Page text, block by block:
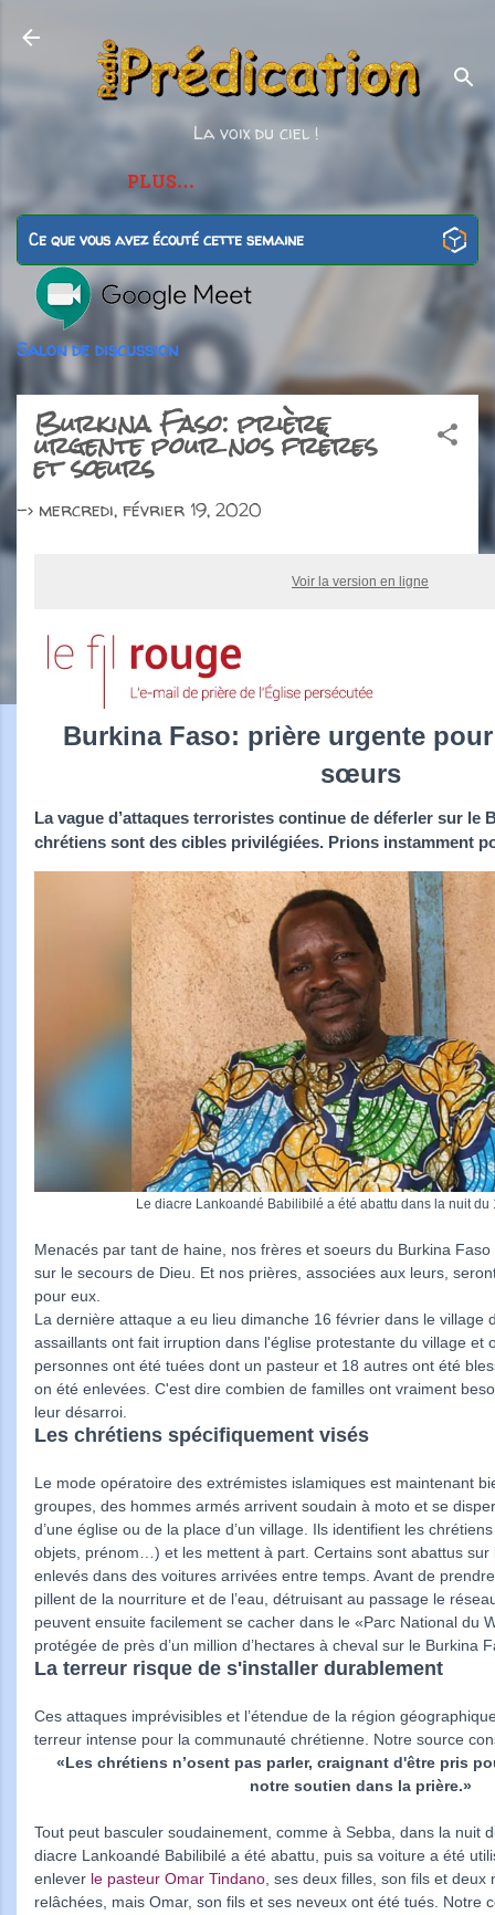
La voix du ciel !
PLUS…
Ce que vous avez écouté cette semaine
Salon de discussion
Burkina Faso: prière
urgente pour nos frères
et sœurs
-> mercredi, février 19, 2020
Voir la version en ligne
Burkina Faso: prière urgente
sœurs
La vague d’attaques terroristes continue de déferler sur le
chrétiens sont des cibles privilégiées. Prions instamment
Le diacre Lankoandé Babilibilé a été abattu dans la nuit du
Menacés par tant de haine, nos frères et soeurs du Burkina
sur le secours de Dieu. Et nos prières, associées aux leurs,
pour eux.
La dernière attaque a eu lieu dimanche 16 février dans le village
assaillants ont fait irruption dans l'église protestante du village et
personnes ont été tuées dont un pasteur et 18 autres ont été
on été enlevées. C'est dire combien de familles ont vraiment
leur désarroi.
Les chrétiens spécifiquement visés
Le mode opératoire des extrémistes islamiques est maintenant
groupes, des hommes armés arrivent soudain à moto et se
d’une église ou de la place d’un village. Ils identifient les
objets, prénom…) et les mettent à part. Certains sont abattus sur
enlevés dans des voitures arrivées entre temps. Avant de
pillent de la nourriture et de l’eau, détruisant au passage le
peuvent ensuite facilement se cacher dans le «Parc National du
protégée de près d’un million d’hectares à cheval sur le Burkina
La terreur risque de s'installer durablement
Ces attaques imprévisibles et l’étendue de la région
terreur intense pour la communauté chrétienne. Notre source
«Les chrétiens n’osent pas parler, craignant d'être pris
notre soutien dans la prière.»
Tout peut basculer soudainement, comme à Sebba, dans la nuit
diacre Lankoandé Babilibilé a été abattu, puis sa voiture a été
enlever le pasteur Omar Tindano , ses deux filles, son fils et
relâchées, mais Omar, son fils et ses neveux ont été tués. Notre